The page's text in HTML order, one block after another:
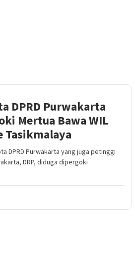
DPRD Purwakarta
Mertua Bawa WIL
Tasikmalaya
DPRD Purwakarta yang juga petinggi
DRP, diduga dipergoki